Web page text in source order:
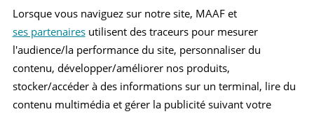
Berline (2001 - 2008)
Recherche d'un véhicule
Comparer deux véhicules
Lorsque vous naviguez sur notre site, MAAF et
ses partenairesutilisent des traceurs pour mesurer
l'audience/la performance du site, personnaliser du
contenu, développer/améliorer nos produits,
stocker/accéder à des informations sur un terminal, lire du
contenu multimédia et gérer la publicité suivant votre